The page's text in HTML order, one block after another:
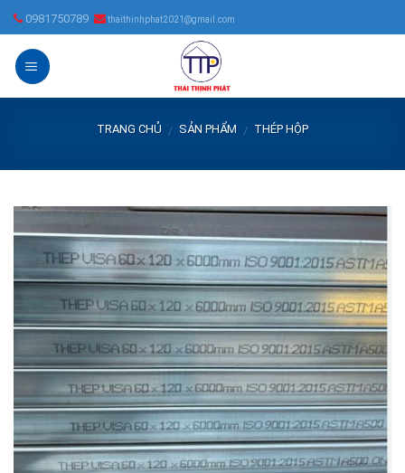
Skip
to
content
0981750789 thaithinhphat2021@gmail.com
TRANG CHỦ / SẢN PHẨM / THÉP HỘP